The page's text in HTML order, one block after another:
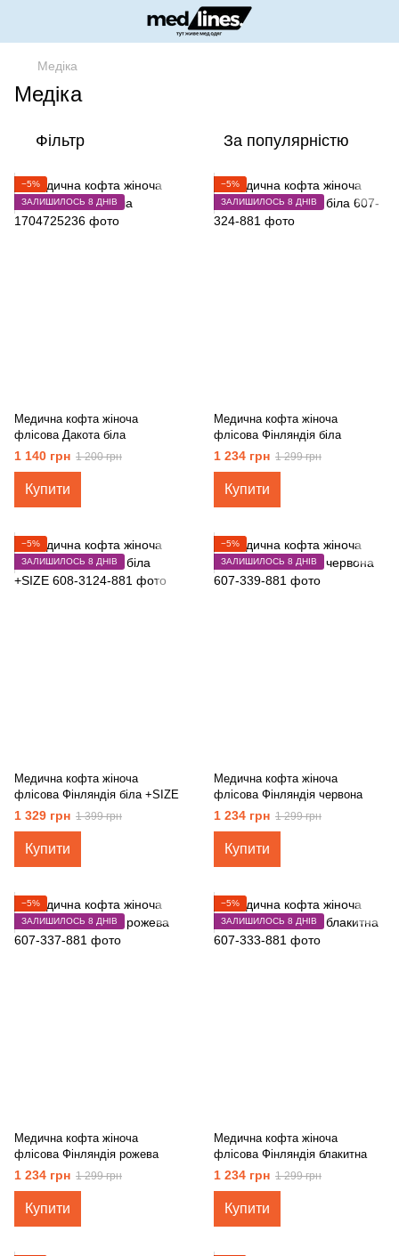
Медіка
Медіка
Фільтр За популярністю
−5%
ЗАЛИШИЛОСЬ 8 ДНІВ
Медична кофта жіноча
флісова Дакота біла
1 140 грн 1 200 грн
Купити
−5%
ЗАЛИШИЛОСЬ 8 ДНІВ
Медична кофта жіноча
флісова Фінляндія біла
1 234 грн 1 299 грн
Купити
−5%
ЗАЛИШИЛОСЬ 8 ДНІВ
Медична кофта жіноча
флісова Фінляндія біла +SIZE
1 329 грн 1 399 грн
Купити
−5%
ЗАЛИШИЛОСЬ 8 ДНІВ
Медична кофта жіноча
флісова Фінляндія червона
1 234 грн 1 299 грн
Купити
−5%
ЗАЛИШИЛОСЬ 8 ДНІВ
Медична кофта жіноча
флісова Фінляндія рожева
1 234 грн 1 299 грн
Купити
−5%
ЗАЛИШИЛОСЬ 8 ДНІВ
Медична кофта жіноча
флісова Фінляндія блакитна
1 234 грн 1 299 грн
Купити